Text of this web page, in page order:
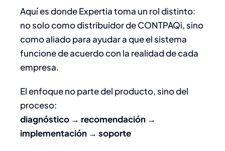
Aquí es donde Expertia toma un rol distinto:
no solo como distribuidor de CONTPAQi, sino
como aliado para ayudar a que el sistema
funcione de acuerdo con la realidad de cada
empresa.
El enfoque no parte del producto, sino del
proceso:
diagnóstico → recomendación →
implementación → soporte